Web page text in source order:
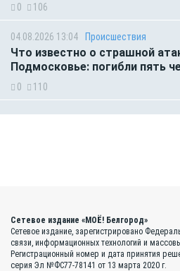
0 106
04.08.2026 13:04 Происшествия
Что известно о страшной
Подмосковье: погибли пять
0 110
Сетевое издание «МОЁ! Белгород»
Сетевое издание, зарегистрировано
связи, информационных технологий и
Регистрационный номер и дата принятия
серия Эл №ФС77-78141 от 13 марта 2020 г.